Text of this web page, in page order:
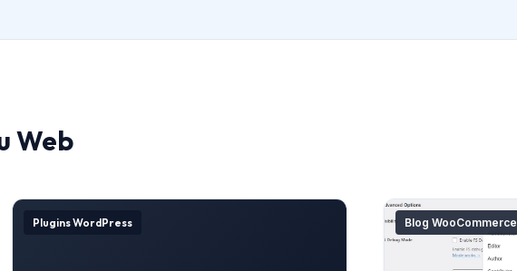
Web
Plugins WordPress Blog WooCommerce